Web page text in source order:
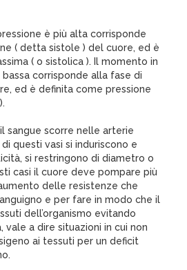
è più alta corrisponde
( detta sistole ) del cuore, ed è
( o sistolica ). Il momento in
corrisponde alla fase di
ed è definita come pressione
sangue scorre nelle arterie
questi vasi si induriscono e
si restringono di diametro o
casi il cuore deve pompare più
delle resistenze che
e per fare in modo che il
dell’organismo evitando
vale a dire situazioni in cui non
ai tessuti per un deficit